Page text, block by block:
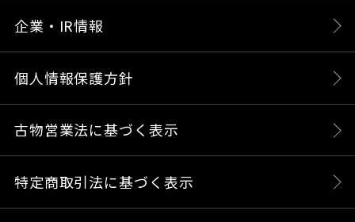
企業・IR情報
個人情報保護方針
古物営業法に基づく表示
特定商取引法に基づく表示